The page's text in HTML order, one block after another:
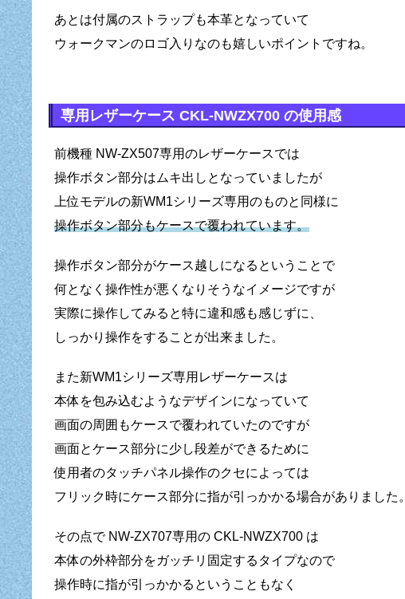
あとは付属のストラップも本革となっていて
ウォークマンのロゴ入りなのも嬉しいポイントですね。
専用レザーケース CKL-NWZX700 の使用感
前機種 NW-ZX507専用のレザーケースでは
操作ボタン部分はムキ出しとなっていましたが
上位モデルの新WM1シリーズ専用のものと同様に
操作ボタン部分もケースで覆われています。
操作ボタン部分がケース越しになるということで
何となく操作性が悪くなりそうなイメージですが
実際に操作してみると特に違和感も感じずに、
しっかり操作をすることが出来ました。
また新WM1シリーズ専用レザーケースは
本体を包み込むようなデザインになっていて
画面の周囲もケースで覆われていたのですが
画面とケース部分に少し段差ができるために
使用者のタッチパネル操作のクセによっては
フリック時にケース部分に指が引っかかる場合がありました
その点で NW-ZX707専用の CKL-NWZX700 は
本体の外枠部分をガッチリ固定するタイプなので
操作時に指が引っかかるということもなく